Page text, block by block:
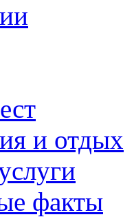
и отдых
факты